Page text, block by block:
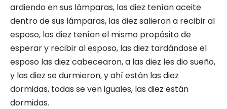
ardiendo en sus lámparas, las diez tenían aceite
dentro de sus lámparas, las diez salieron a recibir al
esposo, las diez tenían el mismo propósito de
esperar y recibir al esposo, las diez tardándose el
esposo las diez cabecearon, a las diez les dio sueño,
y las diez se durmieron, y ahí están las diez
dormidas, todas se ven iguales, las diez están
dormidas.